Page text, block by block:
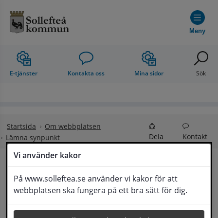
Vi använder kakor
På www.solleftea.se använder vi kakor för att
webbplatsen ska fungera på ett bra sätt för dig.
Meny
E-tjänster Kontakta oss Mina sidor Sök
Startsida
Om webbplatsen
Lämna synpunkt
Dela Kontakt
Lämna synpunkt
Här kan du lämna synpunkter, förslag och